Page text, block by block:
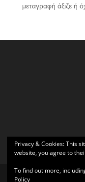
μεταγραφή άξιζε ή
Privacy & Cookies: This
website, you agree to
To find out more,
Policy